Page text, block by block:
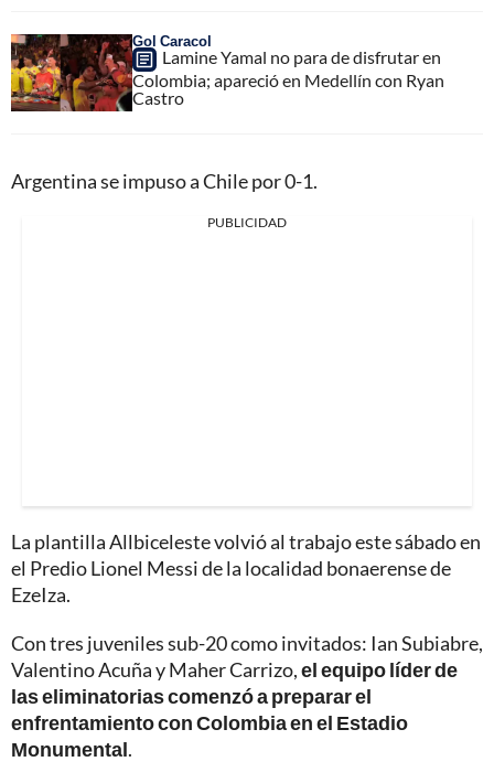
Gol Caracol
Lamine Yamal no para de disfrutar en
Colombia; apareció en Medellín con Ryan
Castro
Argentina se impuso a Chile por 0-1.
PUBLICIDAD
La plantilla Allbiceleste volvió al trabajo este sábado en
el Predio Lionel Messi de la localidad bonaerense de
EzeIza.
Con tres juveniles sub-20 como invitados: Ian Subiabre,
Valentino Acuña y Maher Carrizo,el equipo líder de
las eliminatorias comenzó a preparar el
enfrentamiento con Colombia en el Estadio
Monumental.